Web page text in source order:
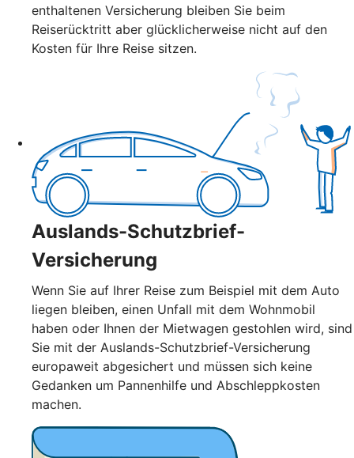
enthaltenen Versicherung bleiben Sie beim
Reiserücktritt aber glücklicherweise nicht auf den
Kosten für Ihre Reise sitzen.
Auslands-Schutzbrief-
Versicherung
Wenn Sie auf Ihrer Reise zum Beispiel mit dem Auto
liegen bleiben, einen Unfall mit dem Wohnmobil
haben oder Ihnen der Mietwagen gestohlen wird, sind
Sie mit der Auslands-Schutzbrief-Versicherung
europaweit abgesichert und müssen sich keine
Gedanken um Pannenhilfe und Abschleppkosten
machen.